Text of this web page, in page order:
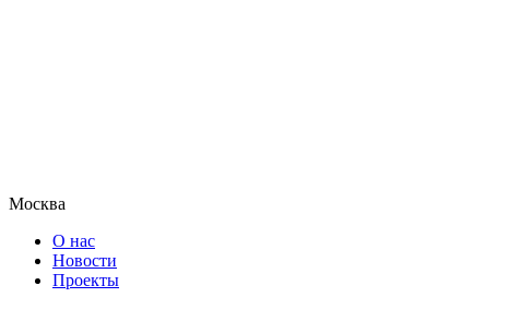
Москва
О нас
Новости
Проекты